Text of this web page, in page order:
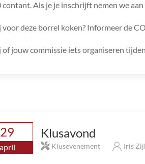
contant. Als je je inschrijft nemen we aan
deze borrel koken? Informeer de
jouw commissie iets organiseren
29
april
Klusavond
Klusevenement Iris